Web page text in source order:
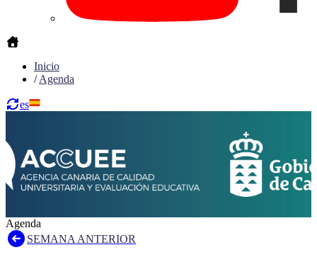
Inicio
/Agenda
es
Agenda
SEMANA ANTERIOR